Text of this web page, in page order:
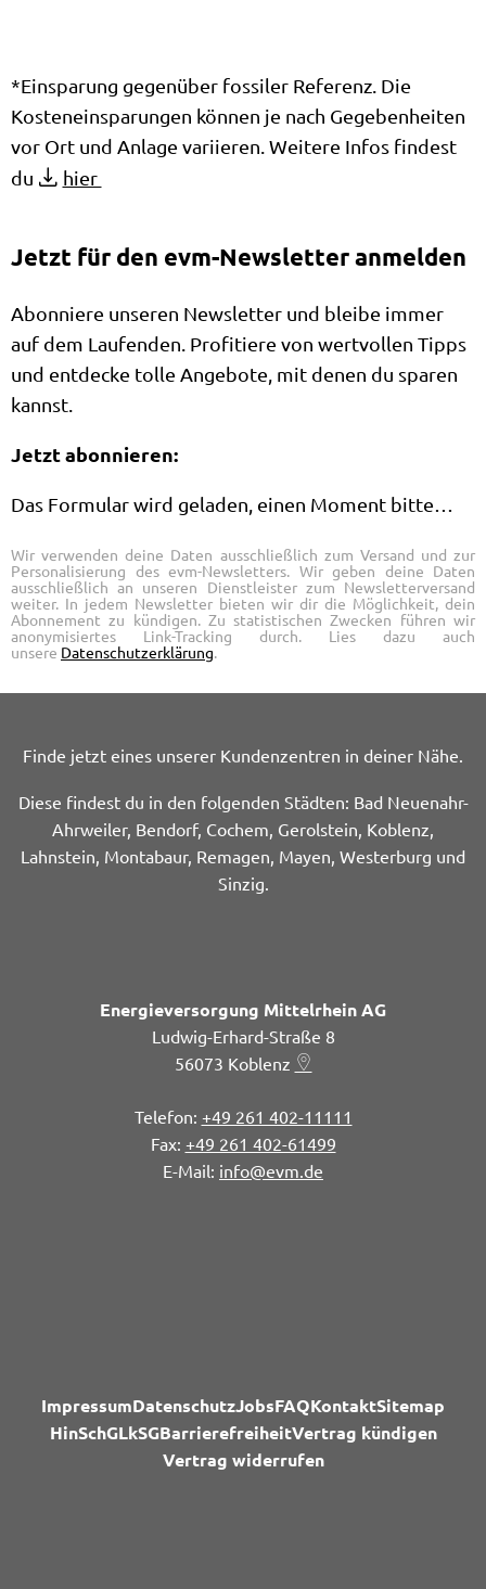
*Einsparung gegenüber fossiler Referenz. Die
Kosteneinsparungen können je nach Gegebenheiten
vor Ort und Anlage variieren. Weitere Infos findest
du
hier
Jetzt für den evm-Newsletter anmelden
Abonniere unseren Newsletter und bleibe immer
auf dem Laufenden. Profitiere von wertvollen Tipps
und entdecke tolle Angebote, mit denen du sparen
kannst.
Jetzt abonnieren:
Das Formular wird geladen, einen Moment bitte…
Wir verwenden deine Daten ausschließlich zum Versand und zur
Personalisierung des evm-Newsletters. Wir geben deine Daten
ausschließlich an unseren Dienstleister zum Newsletterversand
weiter. In jedem Newsletter bieten wir dir die Möglichkeit, dein
Abonnement zu kündigen. Zu statistischen Zwecken führen wir
anonymisiertes Link-Tracking durch. Lies dazu auch
unsere Datenschutzerklärung.
Finde jetzt eines unserer Kundenzentren in deiner Nähe.
Diese findest du in den folgenden Städten: Bad Neuenahr-
Ahrweiler, Bendorf, Cochem, Gerolstein, Koblenz,
Lahnstein, Montabaur, Remagen, Mayen, Westerburg und
Sinzig.
Energieversorgung Mittelrhein AG
Ludwig-Erhard-Straße 8
56073 Koblenz
+49 261 402-11111
+49 261 402-61499
info@evm.de
ImpressumDatenschutzJobsFAQKontaktSitemap
HinSchGLkSGBarrierefreiheitVertrag kündigen
Vertrag widerrufen